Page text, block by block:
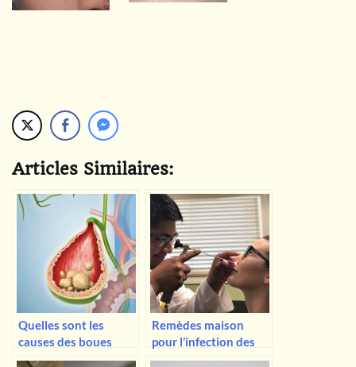
Articles Similaires:
Quelles sont les
causes des boues
dans la vésicule
Remèdes maison
pour l’infection des
sinus – Qu’est-ce qui